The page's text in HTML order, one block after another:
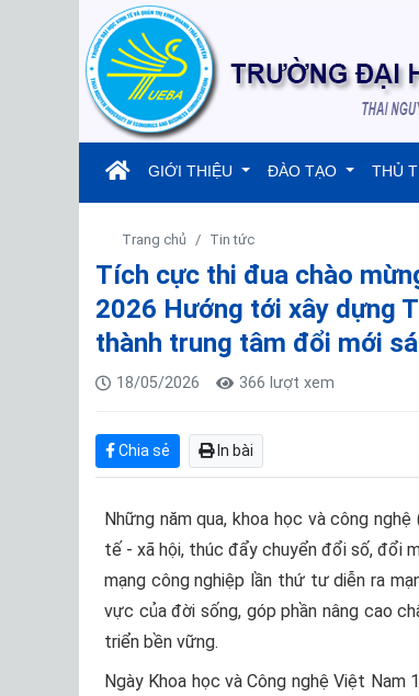
(current)
GIỚI THIỆU ĐÀO TẠO THỦ
Trang chủ Tin tức
Tích cực thi đua chào
2026 Hướng tới xây dựng
thành trung tâm đổi mới
18/05/2026 366 lượt xem
Chia sẻ In bài
Những năm qua, khoa học và công
tế - xã hội, thúc đẩy chuyển đổi số, đổi
mạng công nghiệp lần thứ tư diễn ra
vực của đời sống, góp phần nâng cao
triển bền vững.
Ngày Khoa học và Công nghệ Việt Nam